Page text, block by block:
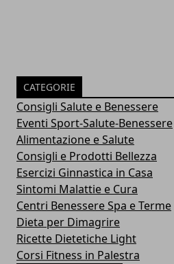
CATEGORIE
Consigli Salute e Benessere
Eventi Sport-Salute-Benessere
Alimentazione e Salute
Consigli e Prodotti Bellezza
Esercizi Ginnastica in Casa
Sintomi Malattie e Cura
Centri Benessere Spa e Terme
Dieta per Dimagrire
Ricette Dietetiche Light
Corsi Fitness in Palestra